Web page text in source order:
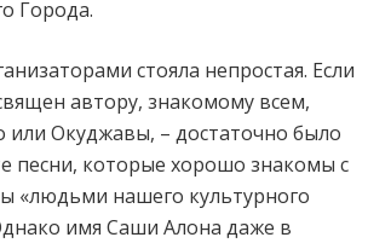
Города.
стояла непростая. Если
автору, знакомому всем,
или Окуджавы, – достаточно было
песни, которые хорошо знакомы с
«людьми нашего культурного
имя Саши Алона даже в